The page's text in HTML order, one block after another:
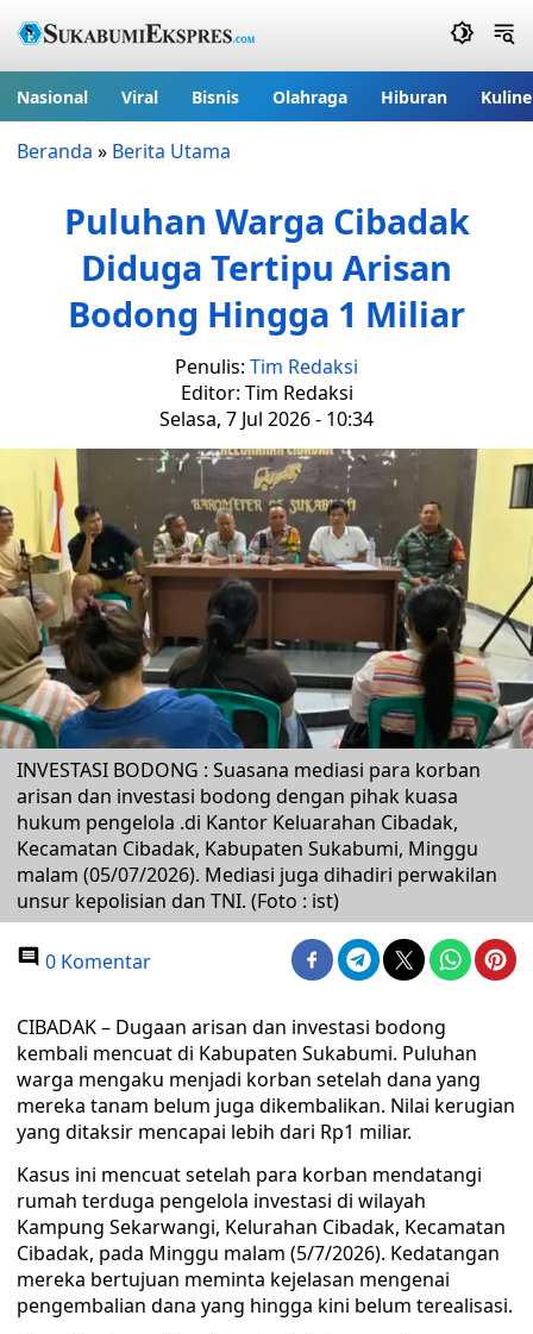
Nasional Viral Bisnis Olahraga Hiburan
Beranda » Berita Utama
Puluhan Warga Cibadak
Diduga Tertipu Arisan
Bodong Hingga 1 Miliar
Penulis: Tim Redaksi
Editor: Tim Redaksi
Selasa, 7 Jul 2026 - 10:34
INVESTASI BODONG : Suasana mediasi para korban
arisan dan investasi bodong dengan pihak kuasa
hukum pengelola .di Kantor Keluarahan Cibadak,
Kecamatan Cibadak, Kabupaten Sukabumi, Minggu
malam (05/07/2026). Mediasi juga dihadiri perwakilan
unsur kepolisian dan TNI. (Foto : ist)
0 Komentar
CIBADAK – Dugaan arisan dan investasi bodong
kembali mencuat di Kabupaten Sukabumi. Puluhan
warga mengaku menjadi korban setelah dana yang
mereka tanam belum juga dikembalikan. Nilai kerugian
yang ditaksir mencapai lebih dari Rp1 miliar.
Kasus ini mencuat setelah para korban mendatangi
rumah terduga pengelola investasi di wilayah
Kampung Sekarwangi, Kelurahan Cibadak, Kecamatan
Cibadak, pada Minggu malam (5/7/2026). Kedatangan
mereka bertujuan meminta kejelasan mengenai
pengembalian dana yang hingga kini belum terealisasi.